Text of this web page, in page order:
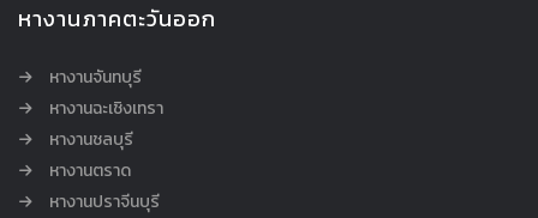
หางานภาคตะวันออก
หางานจันทบุรี
หางานฉะเชิงเทรา
หางานชลบุรี
หางานตราด
หางานปราจีนบุรี